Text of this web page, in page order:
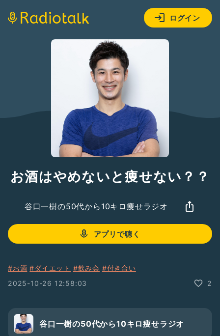
ログイン
お酒はやめないと痩せない？？
谷口一樹の50代から10キロ痩せラジオ
アプリで聴く
#お酒 #ダイエット #飲み会 #付き合い
2025-10-26 12:58:03
2
谷口一樹の50代から10キロ痩せラジオ